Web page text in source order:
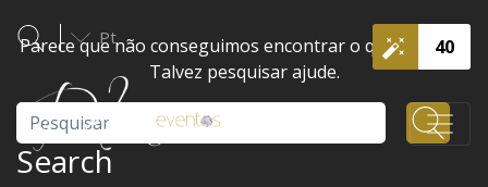
40
Pt
Parece que não conseguimos encontrar o que procura.
Talvez pesquisar ajude.
Search